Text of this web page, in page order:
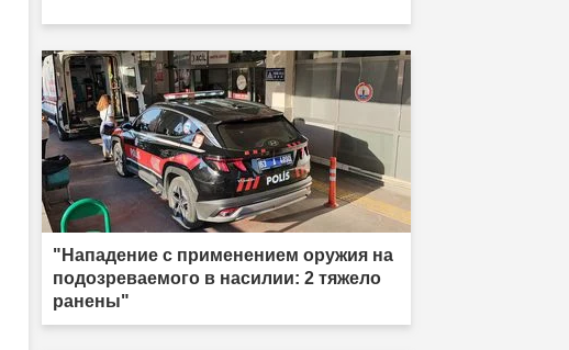
"Нападение с применением оружия на
подозреваемого в насилии: 2 тяжело
ранены"